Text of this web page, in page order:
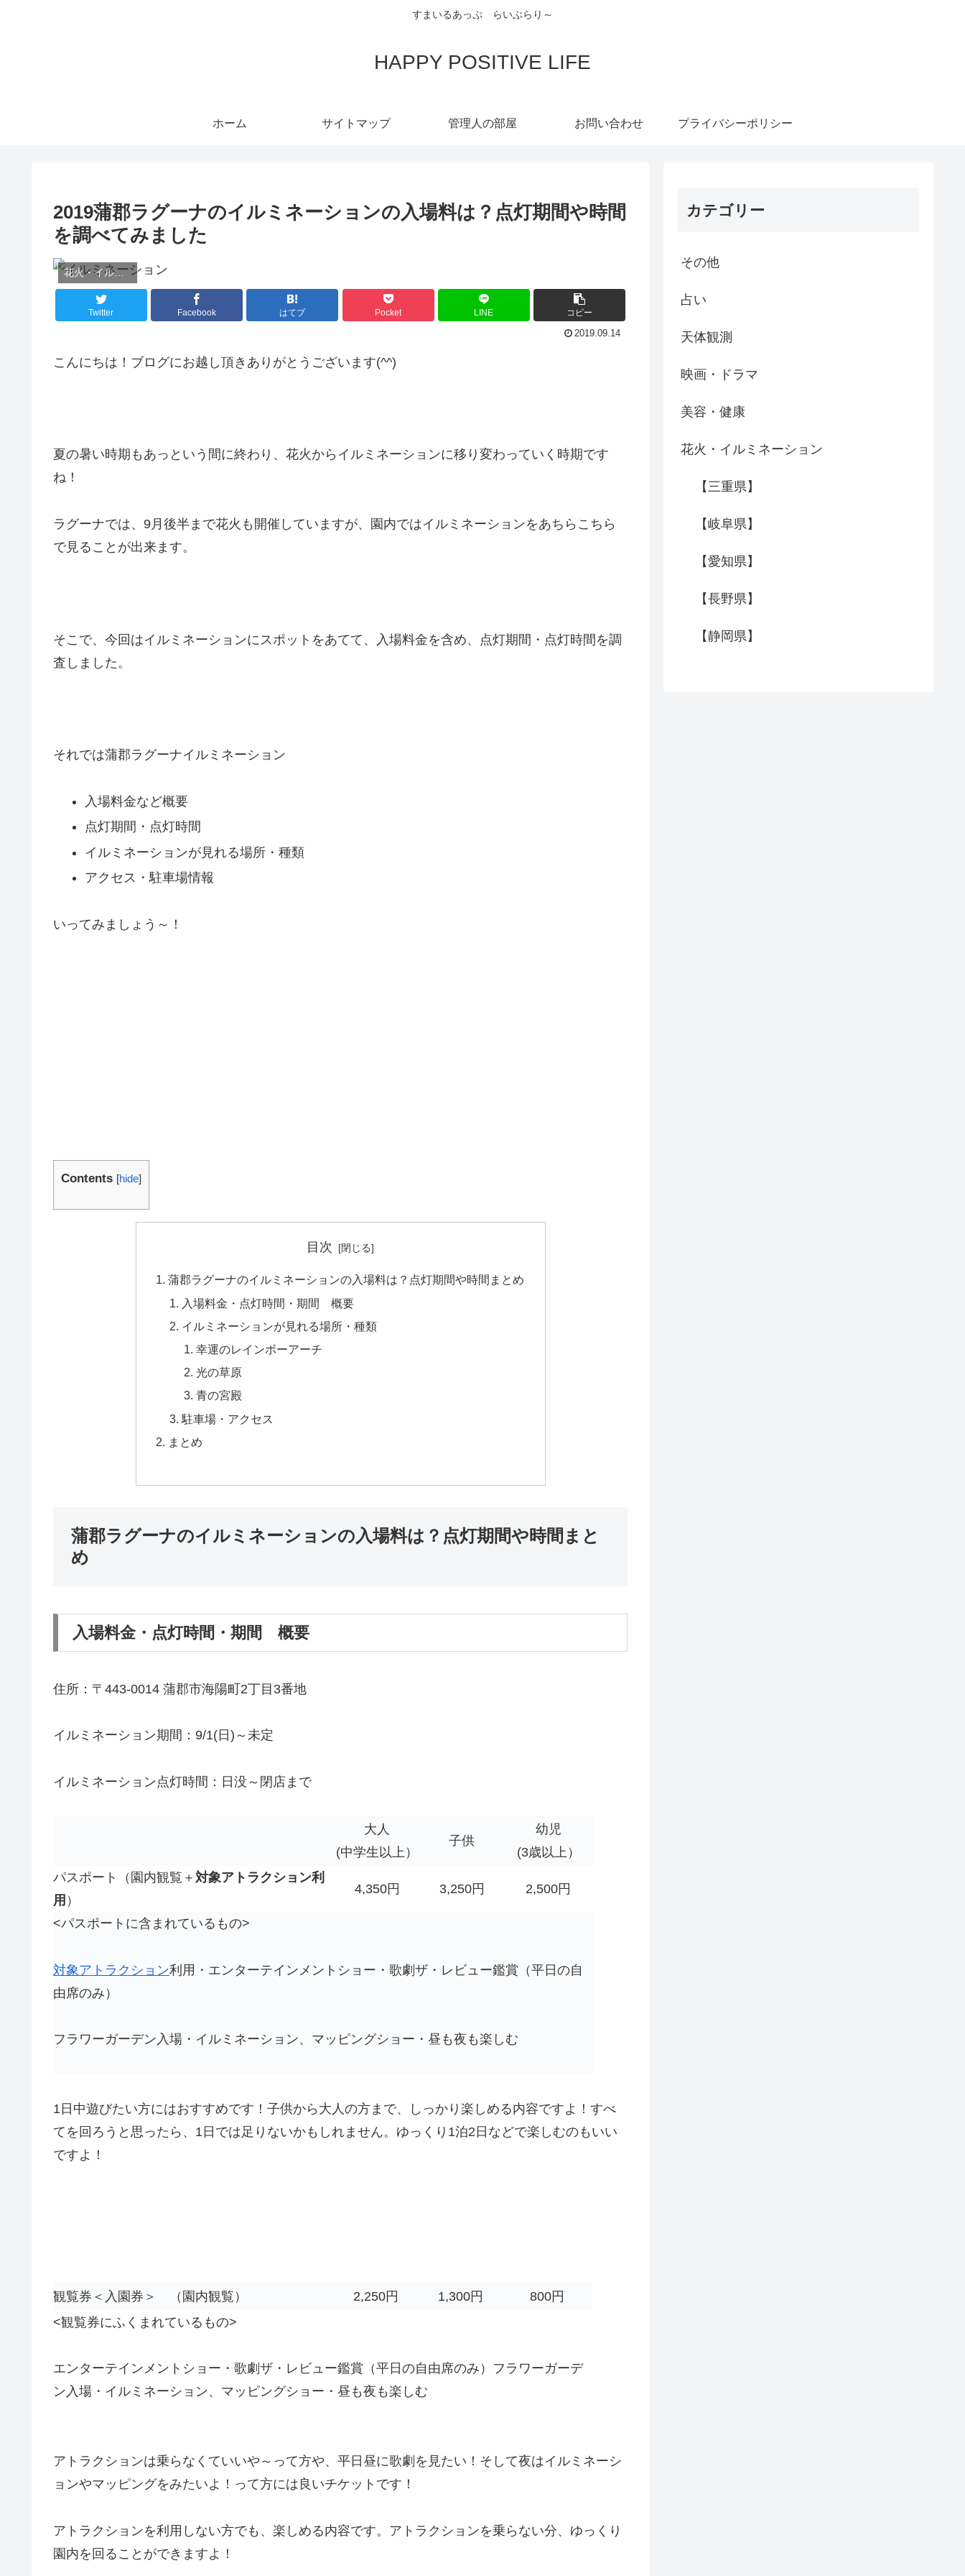
すまいるあっぷ らいぶらり～
HAPPY POSITIVE LIFE
ホーム サイトマップ 管理人の部屋 お問い合わせ プライバシーポリシー
2019蒲郡ラグーナのイルミネーションの入場料は？点灯期間や時間
を調べてみました
花火・イルミネーション
Twitter Facebook はてブ Pocket LINE コピー
2019.09.14
こんにちは！ブログにお越し頂きありがとうございます(^^)
夏の暑い時期もあっという間に終わり、花火からイルミネーションに移り変わっていく時期です
ね！
ラグーナでは、9月後半まで花火も開催していますが、園内ではイルミネーションをあちらこちら
で見ることが出来ます。
そこで、今回はイルミネーションにスポットをあてて、入場料金を含め、点灯期間・点灯時間を調
査しました。
それでは蒲郡ラグーナイルミネーション
入場料金など概要
点灯期間・点灯時間
イルミネーションが見れる場所・種類
アクセス・駐車場情報
いってみましょう～！
Contents [hide]
目次
蒲郡ラグーナのイルミネーションの入場料は？点灯期間や時間まとめ
入場料金・点灯時間・期間 概要
イルミネーションが見れる場所・種類
幸運のレインボーアーチ
光の草原
青の宮殿
駐車場・アクセス
まとめ
蒲郡ラグーナのイルミネーションの入場料は？点灯期間や時間まと
め
入場料金・点灯時間・期間 概要
住所：〒443-0014 蒲郡市海陽町2丁目3番地
イルミネーション期間：9/1(日)～未定
イルミネーション点灯時間：日没～閉店まで
大人
(中学生以上）
子供
幼児
(3歳以上）
パスポート（園内観覧＋ 対象アトラクション利
用 ）
4,350円 3,250円 2,500円
<パスポートに含まれているもの>
対象アトラクション利用・エンターテインメントショー・歌劇ザ・レビュー鑑賞（平日の自
由席のみ）
フラワーガーデン入場・イルミネーション、マッピングショー・昼も夜も楽しむ
1日中遊びたい方にはおすすめです！子供から大人の方まで、しっかり楽しめる内容ですよ！すべ
てを回ろうと思ったら、1日では足りないかもしれません。ゆっくり1泊2日などで楽しむのもいい
ですよ！
観覧券＜入園券＞ （園内観覧） 2,250円 1,300円
800円
<観覧券にふくまれているもの>
エンターテインメントショー・歌劇ザ・レビュー鑑賞（平日の自由席のみ）フラワーガーデ
ン入場・イルミネーション、マッピングショー・昼も夜も楽しむ
アトラクションは乗らなくていいや～って方や、平日昼に歌劇を見たい！そして夜はイルミネーシ
ョンやマッピングをみたいよ！って方には良いチケットです！
アトラクションを利用しない方でも、楽しめる内容です。アトラクションを乗らない分、ゆっくり
園内を回ることができますよ！
カテゴリー
その他
占い
天体観測
映画・ドラマ
美容・健康
花火・イルミネーション
【三重県】
【岐阜県】
【愛知県】
【長野県】
【静岡県】